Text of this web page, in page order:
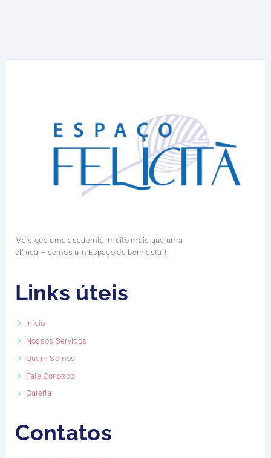
Mais que uma academia, muito mais que uma
clínica – somos um Espaço de bem estar!
Links úteis
Início
Nossos Serviços
Quem Somos
Fale Conosco
Galeria
Contatos